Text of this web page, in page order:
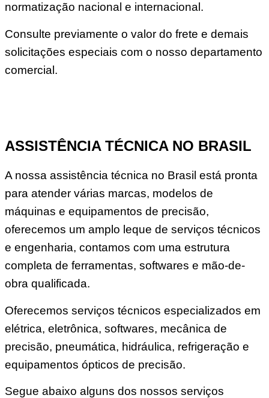
normatização nacional e internacional.
Consulte previamente o valor do frete e demais
solicitações especiais com o nosso departamento
comercial.
ASSISTÊNCIA TÉCNICA NO BRASIL
A nossa assistência técnica no Brasil está pronta
para atender várias marcas, modelos de
máquinas e equipamentos de precisão,
oferecemos um amplo leque de serviços técnicos
e engenharia, contamos com uma estrutura
completa de ferramentas, softwares e mão-de-
obra qualificada.
Oferecemos serviços técnicos especializados em
elétrica, eletrônica, softwares, mecânica de
precisão, pneumática, hidráulica, refrigeração e
equipamentos ópticos de precisão.
Segue abaixo alguns dos nossos serviços